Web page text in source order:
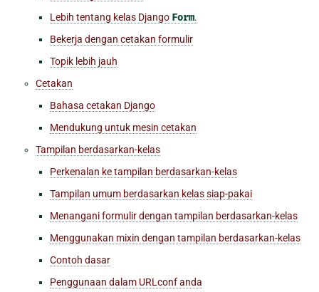
Lebih tentang kelas Django Form.
Bekerja dengan cetakan formulir
Topik lebih jauh
Cetakan
Bahasa cetakan Django
Mendukung untuk mesin cetakan
Tampilan berdasarkan-kelas
Perkenalan ke tampilan berdasarkan-kelas
Tampilan umum berdasarkan kelas siap-pakai
Menangani formulir dengan tampilan berdasarkan-kelas
Menggunakan mixin dengan tampilan berdasarkan-kelas
Contoh dasar
Penggunaan dalam URLconf anda